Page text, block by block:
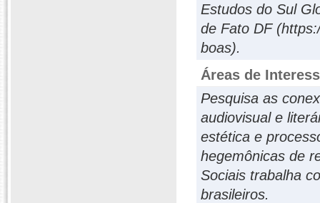
Estudos do Sul
de Fato DF
boas).
Áreas de
Pesquisa as
audiovisual e
estética e
hegemônicas de
Sociais trabalha
brasileiros.